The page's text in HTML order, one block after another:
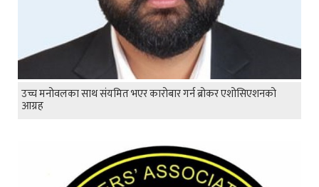
उच्च मनोवलका साथ संयमित भएर कारोबार गर्न ब्रोकर एशोसिएशनको
आग्रह